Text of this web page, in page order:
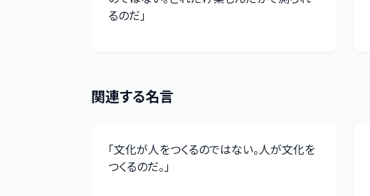
るのだ」
関連する名言
「文化が人をつくるのではない。人が文化を
つくるのだ。」